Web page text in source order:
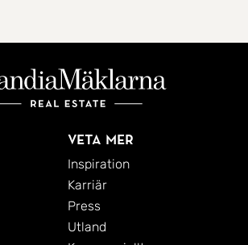
Veta mer
Inspiration
Karriär
Press
Utland